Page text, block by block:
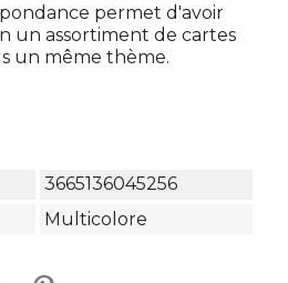
permet d'avoir
un assortiment de cartes
un même thème.
3665136045256
Multicolore